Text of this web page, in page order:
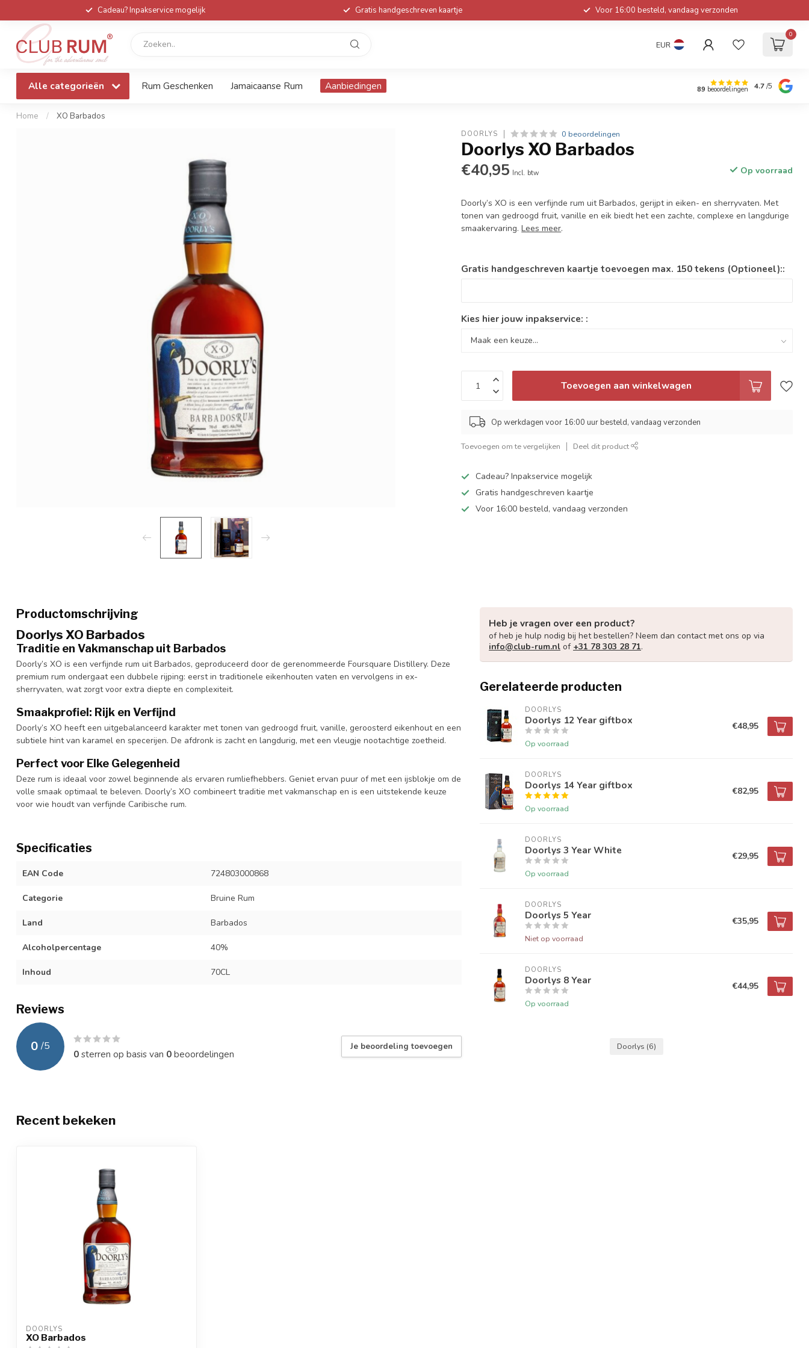
Cadeau? Inpakservice mogelijk Gratis handgeschreven kaartje Voor 16:00 besteld, vandaag verzonden
EUR
0
Alle categorieën Rum Geschenken Jamaicaanse Rum Aanbiedingen 89 beoordelingen 4.7/5
Home / XO Barbados
DOORLYS 0 beoordelingen
Doorlys XO Barbados
€40,95 Incl. btw Op voorraad
Doorly’s XO is een verfijnde rum uit Barbados, gerijpt in eiken- en sherryvaten. Met
tonen van gedroogd fruit, vanille en eik biedt het een zachte, complexe en langdurige
smaakervaring.Lees meer.
Gratis handgeschreven kaartje toevoegen max. 150 tekens (Optioneel)::
Kies hier jouw inpakservice: :
Toevoegen aan winkelwagen
Op werkdagen voor 16:00 uur besteld, vandaag verzonden
Toevoegen om te vergelijken Deel dit product
Cadeau? Inpakservice mogelijk
Gratis handgeschreven kaartje
Voor 16:00 besteld, vandaag verzonden
Productomschrijving
Doorlys XO Barbados
Traditie en Vakmanschap uit Barbados
Doorly’s XO is een verfijnde rum uit Barbados, geproduceerd door de gerenommeerde Foursquare Distillery. Deze
premium rum ondergaat een dubbele rijping: eerst in traditionele eikenhouten vaten en vervolgens in ex-
sherryvaten, wat zorgt voor extra diepte en complexiteit.
Smaakprofiel: Rijk en Verfijnd
Doorly’s XO heeft een uitgebalanceerd karakter met tonen van gedroogd fruit, vanille, geroosterd eikenhout en een
subtiele hint van karamel en specerijen. De afdronk is zacht en langdurig, met een vleugje nootachtige zoetheid.
Perfect voor Elke Gelegenheid
Deze rum is ideaal voor zowel beginnende als ervaren rumliefhebbers. Geniet ervan puur of met een ijsblokje om de
volle smaak optimaal te beleven. Doorly’s XO combineert traditie met vakmanschap en is een uitstekende keuze
voor wie houdt van verfijnde Caribische rum.
Specificaties
EAN Code 724803000868
Categorie Bruine Rum
Land Barbados
Alcoholpercentage 40%
Inhoud 70CL
Reviews
0 /5
0sterren op basis van 0beoordelingen
Je beoordeling toevoegen
Heb je vragen over een product?
of heb je hulp nodig bij het bestellen? Neem dan contact met ons op via
info@club-rum.nl of +31 78 303 28 71.
Gerelateerde producten
DOORLYS
Doorlys 12 Year giftbox
Op voorraad
€48,95
DOORLYS
Doorlys 14 Year giftbox
Op voorraad
€82,95
DOORLYS
Doorlys 3 Year White
Op voorraad
€29,95
DOORLYS
Doorlys 5 Year
Niet op voorraad
€35,95
DOORLYS
Doorlys 8 Year
Op voorraad
€44,95
Doorlys (6)
Recent bekeken
DOORLYS
XO Barbados